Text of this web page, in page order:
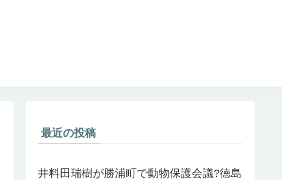
最近の投稿
井料田瑞樹が勝浦町で動物保護会議?徳島